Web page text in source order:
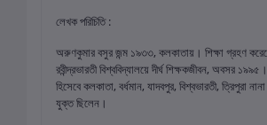
লেখক পরিচিতি :
অরুণকুমার বসুর জন্ম ১৯৩৩, কলকাতায়। শিক্ষা গ্রহণ
রবীন্দ্রভারতী বিশ্ববিদ্যালয়ে দীর্ঘ শিক্ষকজীবন, অবসর
হিসেবে কলকাতা, বর্ধমান, যাদবপুর, বিশ্বভারতী, ত্রিপুরা নানা
যুক্ত ছিলেন।